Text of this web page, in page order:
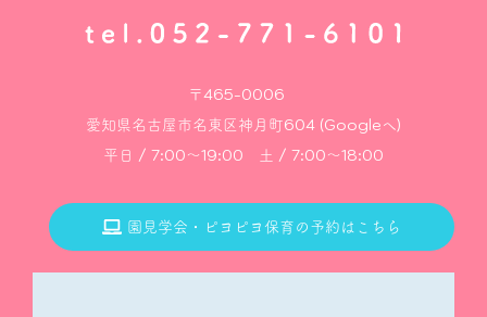
〒465-0006
愛知県名古屋市名東区神月町604 (Googleへ)
平日 / 7:00～19:00 土 / 7:00～18:00
園見学会・ピヨピヨ保育の予約はこちら